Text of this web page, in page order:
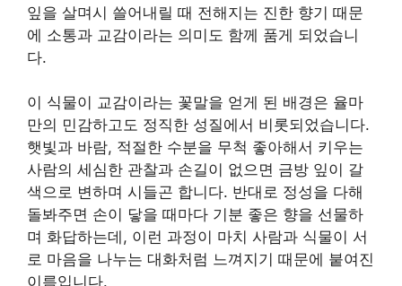
잎을 살며시 쓸어내릴 때 전해지는 진한 향기 때문
에 소통과 교감이라는 의미도 함께 품게 되었습니
다.
이 식물이 교감이라는 꽃말을 얻게 된 배경은 율마
만의 민감하고도 정직한 성질에서 비롯되었습니다.
햇빛과 바람, 적절한 수분을 무척 좋아해서 키우는
사람의 세심한 관찰과 손길이 없으면 금방 잎이 갈
색으로 변하며 시들곤 합니다. 반대로 정성을 다해
돌봐주면 손이 닿을 때마다 기분 좋은 향을 선물하
며 화답하는데, 이런 과정이 마치 사람과 식물이 서
로 마음을 나누는 대화처럼 느껴지기 때문에 붙여진
이름입니다.